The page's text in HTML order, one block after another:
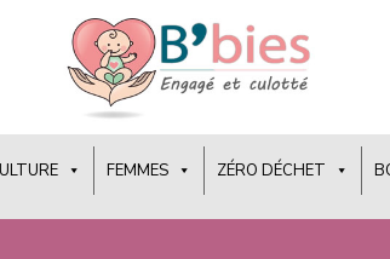
FEMMES ZÉRO DÉCHET